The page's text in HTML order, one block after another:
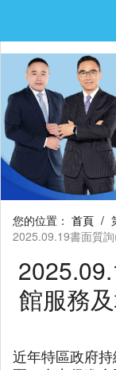
您的位置： 首頁 /
2025.09.19書面質
館服務
近年特區政府